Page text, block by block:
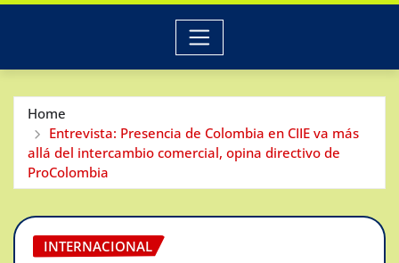
Home
Entrevista: Presencia de Colombia en CIIE va más
allá del intercambio comercial, opina directivo de
ProColombia
INTERNACIONAL